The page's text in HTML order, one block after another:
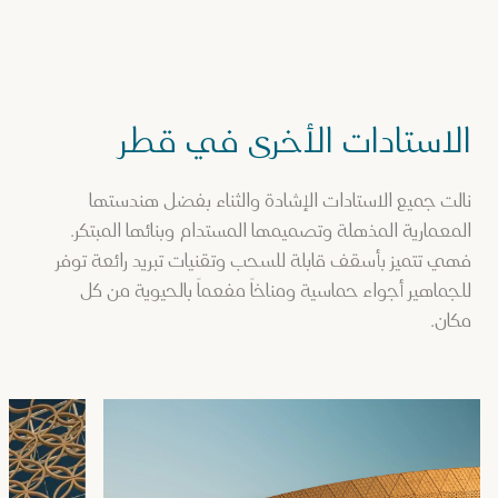
الاستادات الأخرى في قطر
نالت جميع الاستادات الإشادة والثناء بفضل هندستها
المعمارية المذهلة وتصميمها المستدام وبنائها المبتكر.
فهي تتميز بأسقف قابلة للسحب وتقنيات تبريد رائعة توفر
للجماهير أجواء حماسية ومناخاً مفعماً بالحيوية من كل
مكان.